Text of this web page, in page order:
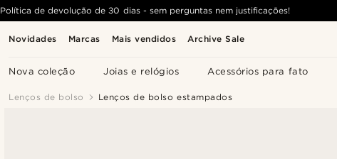
Novidades Marcas Mais vendidos Archive Sale
Nova coleção Joias e relógios Acessórios para fato
Política de devolução de 30 dias - sem perguntas nem justificações!
Lenços de bolso Lenços de bolso estampados